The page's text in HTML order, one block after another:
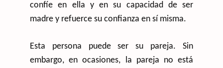
confíe en ella y en su capacidad de ser
madre y refuerce su confianza en sí misma.
Esta persona puede ser su pareja. Sin
embargo, en ocasiones, la pareja no está